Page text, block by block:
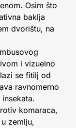
Osim što
baklja
dvorištu, na
i vizuelno
se fitilj od
ravnomerno
komaraca,
zemlju,